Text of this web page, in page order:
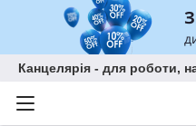
Канцелярія - для роботи,